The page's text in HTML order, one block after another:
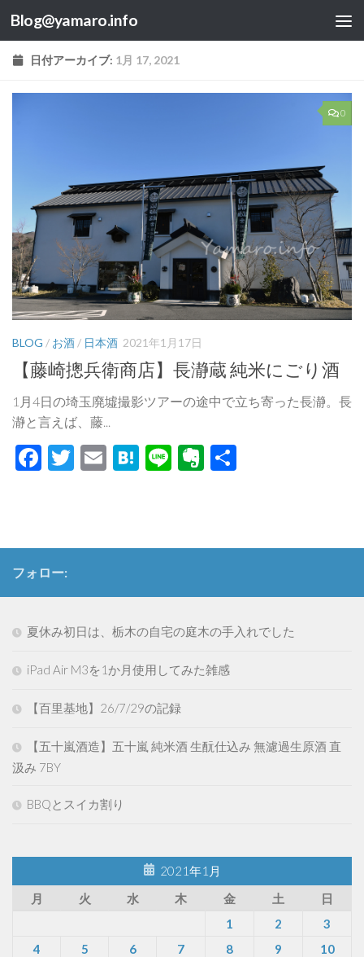
コンテンツへスキップ
Blog@yamaro.info
日付アーカイブ: 1月 17, 2021
0
BLOG / お酒 / 日本酒 2021年1月17日
【藤崎摠兵衛商店】長瀞蔵 純米にごり酒
1月4日の埼玉廃墟撮影ツアーの途中で立ち寄った長瀞。長
瀞と言えば、藤...
Facebook
Twitter
EmailHatena
LineEvernote
フォロー:
夏休み初日は、栃木の自宅の庭木の手入れでした
iPad Air M3を1か月使用してみた雑感
【百里基地】26/7/29の記録
【五十嵐酒造】五十嵐 純米酒 生酛仕込み 無濾過生原酒 直
汲み 7BY
BBQとスイカ割り
2021年1月
月
火 水 木 金 土
日
1
2
3
4
5 6 7 8 9
10